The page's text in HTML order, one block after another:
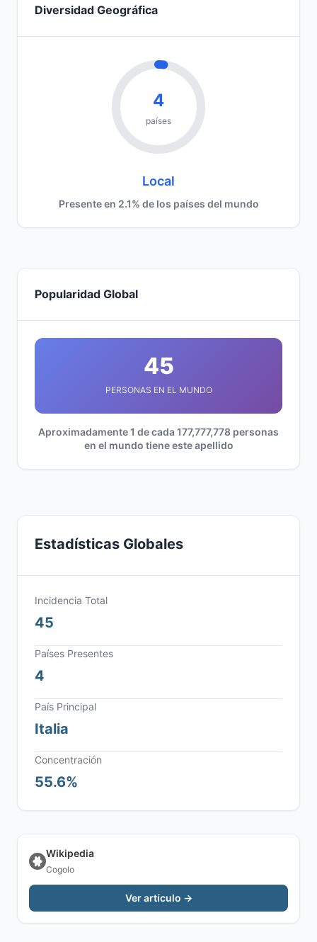
Diversidad Geográfica
4
países
Local
Presente en 2.1% de los países del mundo
Popularidad Global
45
PERSONAS EN EL MUNDO
Aproximadamente 1 de cada 177,777,778 personas
en el mundo tiene este apellido
Estadísticas Globales
Incidencia Total
45
Países Presentes
4
País Principal
Italia
Concentración
55.6%
Wikipedia
Cogolo
Ver artículo →